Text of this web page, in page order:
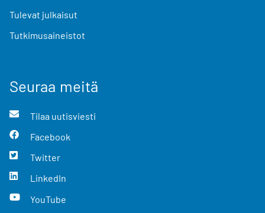
Tulevat julkaisut
Tutkimusaineistot
Seuraa meitä
Tilaa uutisviesti
Facebook
Twitter
LinkedIn
YouTube